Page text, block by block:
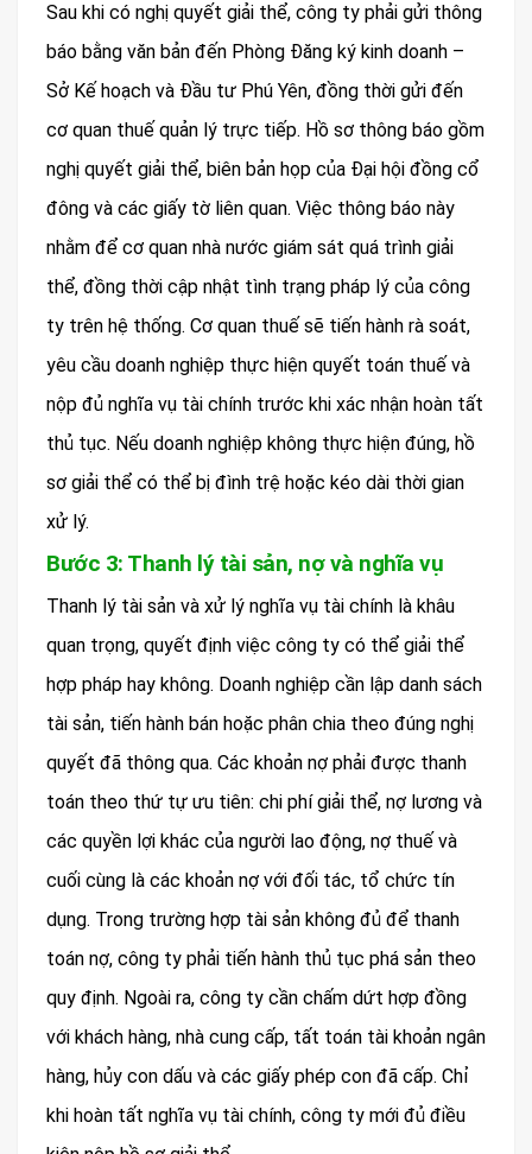
Sau khi có nghị quyết giải thể, công ty phải gửi thông
báo bằng văn bản đến Phòng Đăng ký kinh doanh –
Sở Kế hoạch và Đầu tư Phú Yên, đồng thời gửi đến
cơ quan thuế quản lý trực tiếp. Hồ sơ thông báo gồm
nghị quyết giải thể, biên bản họp của Đại hội đồng cổ
đông và các giấy tờ liên quan. Việc thông báo này
nhằm để cơ quan nhà nước giám sát quá trình giải
thể, đồng thời cập nhật tình trạng pháp lý của công
ty trên hệ thống. Cơ quan thuế sẽ tiến hành rà soát,
yêu cầu doanh nghiệp thực hiện quyết toán thuế và
nộp đủ nghĩa vụ tài chính trước khi xác nhận hoàn tất
thủ tục. Nếu doanh nghiệp không thực hiện đúng, hồ
sơ giải thể có thể bị đình trệ hoặc kéo dài thời gian
xử lý.
Bước 3: Thanh lý tài sản, nợ và nghĩa vụ
Thanh lý tài sản và xử lý nghĩa vụ tài chính là khâu
quan trọng, quyết định việc công ty có thể giải thể
hợp pháp hay không. Doanh nghiệp cần lập danh sách
tài sản, tiến hành bán hoặc phân chia theo đúng nghị
quyết đã thông qua. Các khoản nợ phải được thanh
toán theo thứ tự ưu tiên: chi phí giải thể, nợ lương và
các quyền lợi khác của người lao động, nợ thuế và
cuối cùng là các khoản nợ với đối tác, tổ chức tín
dụng. Trong trường hợp tài sản không đủ để thanh
toán nợ, công ty phải tiến hành thủ tục phá sản theo
quy định. Ngoài ra, công ty cần chấm dứt hợp đồng
với khách hàng, nhà cung cấp, tất toán tài khoản ngân
hàng, hủy con dấu và các giấy phép con đã cấp. Chỉ
khi hoàn tất nghĩa vụ tài chính, công ty mới đủ điều